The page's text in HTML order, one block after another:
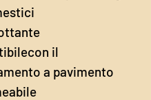
il
a pavimento